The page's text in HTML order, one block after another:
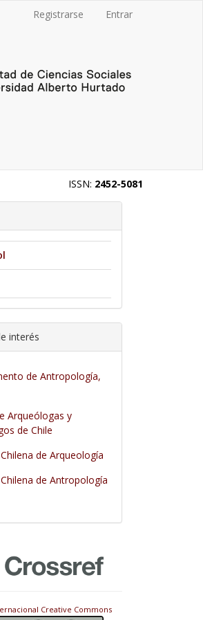
Registrarse Entrar
ISSN: 2452-5081
interés
de Antropología,
Arqueólogas y
de Chile
de Arqueología
de Antropología
Creative Commons